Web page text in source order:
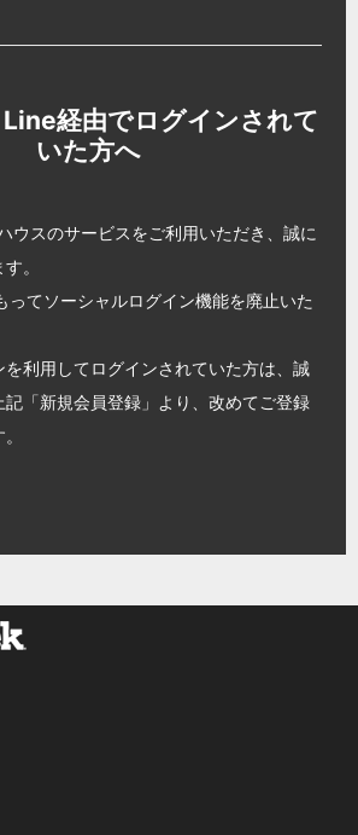
経由でログインされて
いた方へ
ウスのサービスをご利用いただき、誠に
。
てソーシャルログイン機能を廃止いた
を利用してログインされていた方は、誠
「新規会員登録」より、改めてご登録